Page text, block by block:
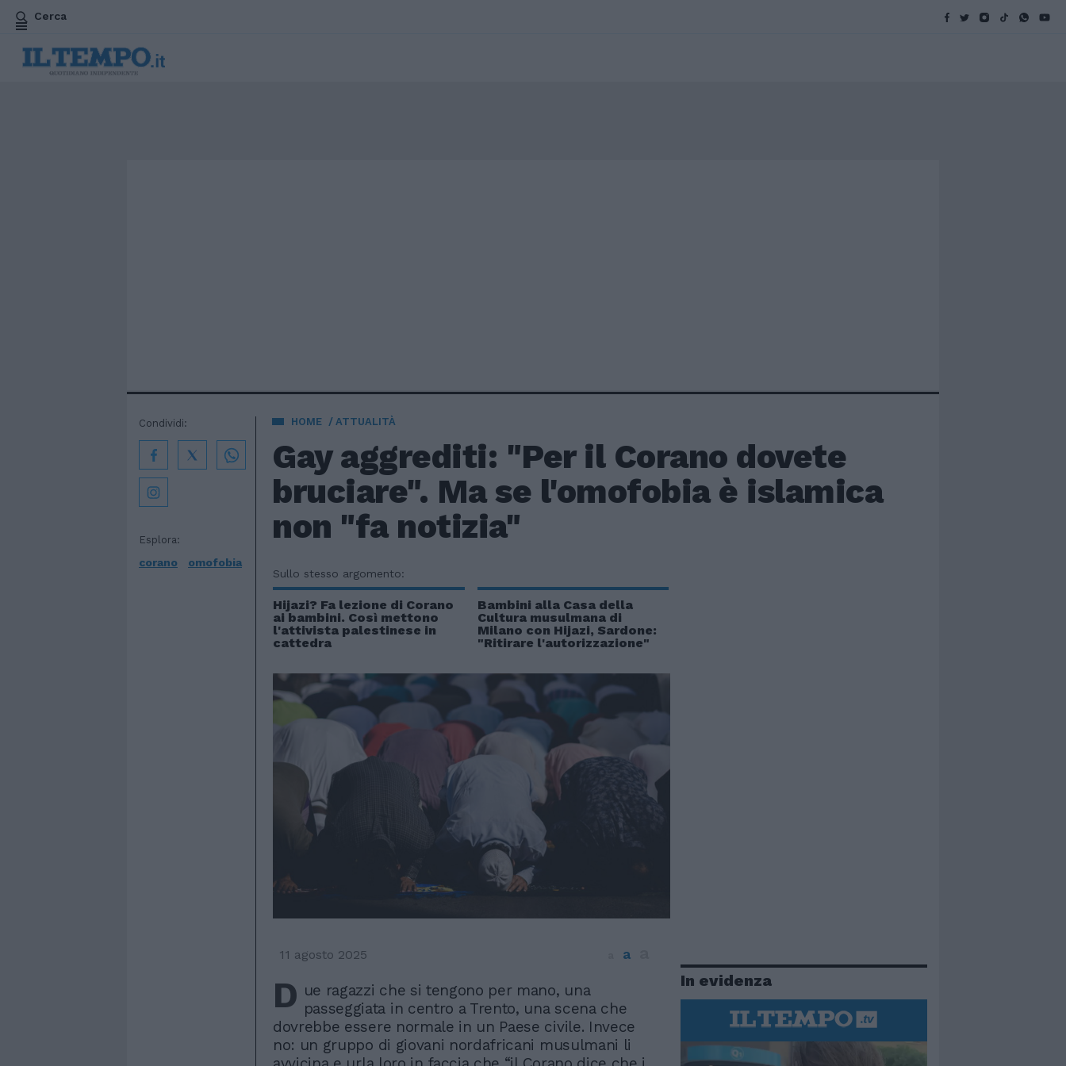
Cerca
HOME ATTUALITÀ
Gay aggrediti: "Per il Corano dovete
bruciare". Ma se l'omofobia è islamica
non "fa notizia"
Esplora:
corano omofobia
Condividi:
Sullo stesso argomento:
Hijazi? Fa lezione di Corano
ai bambini. Così mettono
l'attivista palestinese in
cattedra
Bambini alla Casa della
Cultura musulmana di
Milano con Hijazi, Sardone:
"Ritirare l'autorizzazione"
11 agosto 2025 a
D ue ragazzi che si tengono per mano, una
passeggiata in centro a Trento, una scena che
dovrebbe essere normale in un Paese civile. Invece
no: un gruppo di giovani nordafricani musulmani li
In evidenza